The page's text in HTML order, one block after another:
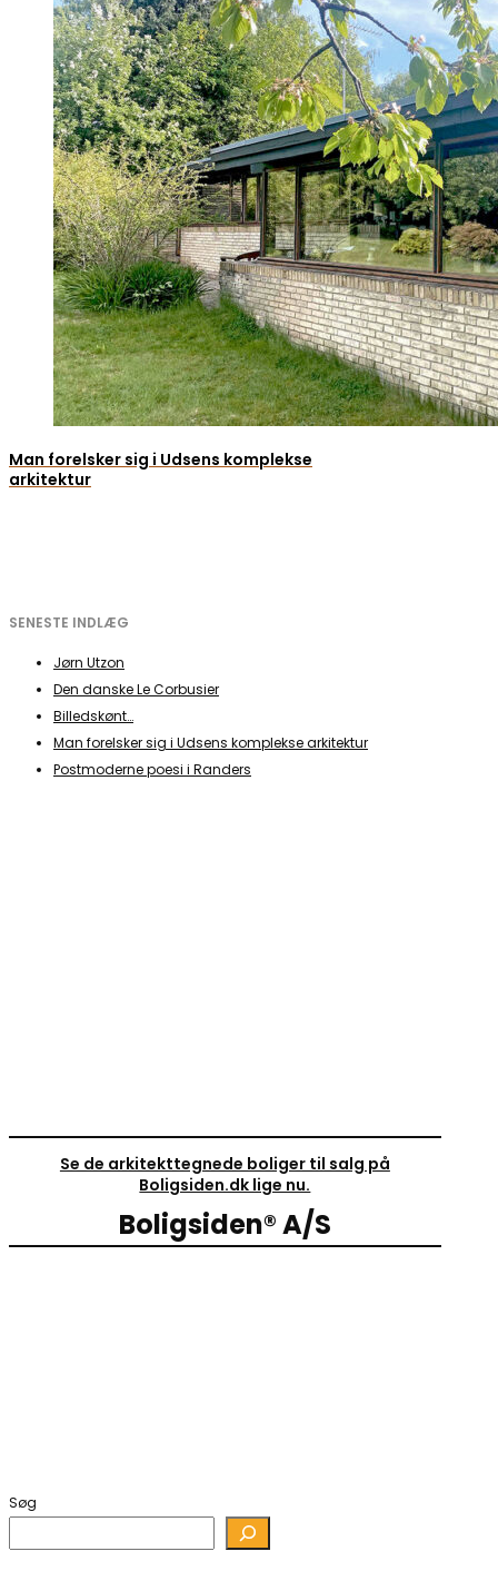
Man forelsker sig i Udsens komplekse
arkitektur
SENESTE INDLÆG
Jørn Utzon
Den danske Le Corbusier
Billedskønt…
Man forelsker sig i Udsens komplekse arkitektur
Postmoderne poesi i Randers
Se de arkitekttegnede boliger til salg på
Boligsiden.dk lige nu.
Boligsiden® A/S
Søg